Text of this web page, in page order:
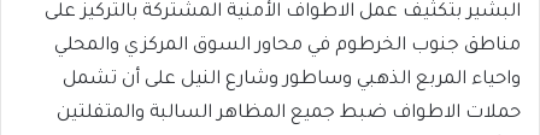
البشير بتكثيف عمل الاطواف الأمنية المشتركة بالتركيز على
مناطق جنوب الخرطوم في محاور السوق المركزي والمحلي
واحياء المربع الذهبي وساطور وشارع النيل على أن تشمل
حملات الاطواف ضبط جميع المظاهر السالبة والمتفلتين